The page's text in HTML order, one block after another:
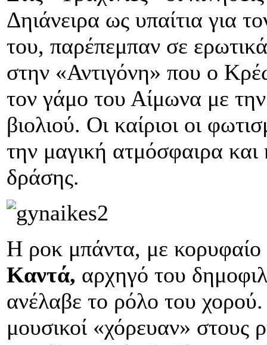
Δηιάνειρα ως υπαίτια για
του, παρέπεμπαν σε
στην «Αντιγόνη» που ο
τον γάμο του Αίμωνα με
βιολιού. Οι καίριοι οι
την μαγική ατμόσφαιρα
δράσης.
Η ροκ μπάντα, με
Καντά, αρχηγό του
ανέλαβε το ρόλο του χορού.
μουσικοί «χόρευαν» στους